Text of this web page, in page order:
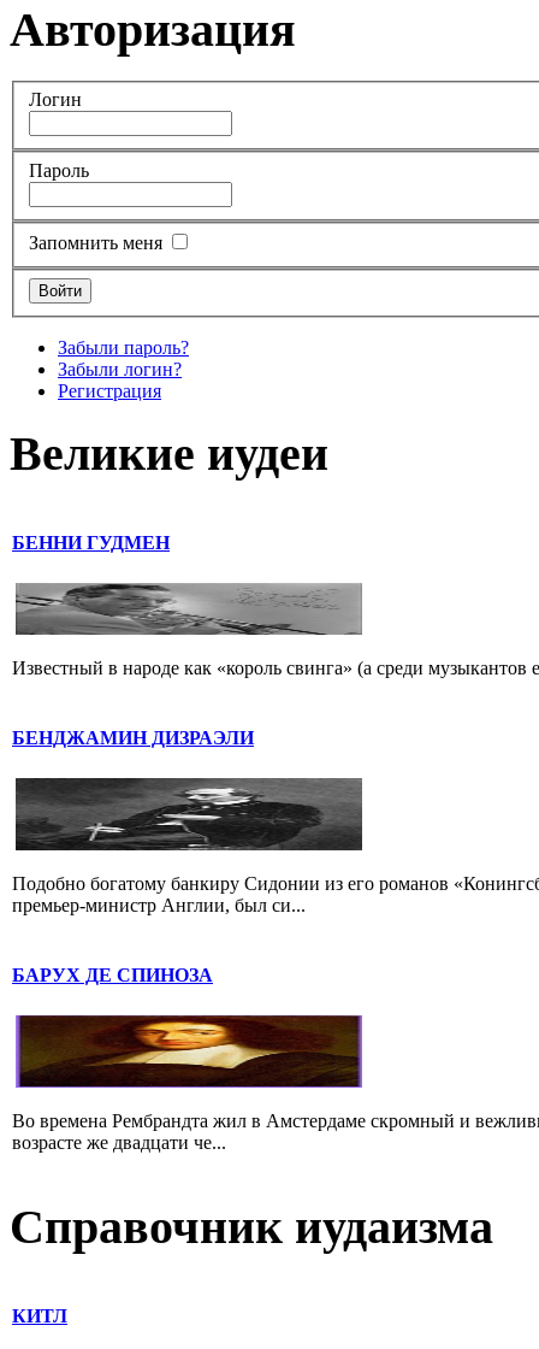
Авторизация
Логин
Пароль
Запомнить меня
Забыли пароль?
Забыли логин?
Регистрация
Великие иудеи
БЕННИ ГУДМЕН
Известный в народе как «король свинга» (а среди
БЕНДЖАМИН ДИЗРАЭЛИ
Подобно богатому банкиру Сидонии из его романов
премьер-министр Англии, был си...
БАРУХ ДЕ СПИНОЗА
Во времена Рембрандта жил в Амстердаме скромный и
возрасте же двадцати че...
Справочник иудаизма
КИТЛ